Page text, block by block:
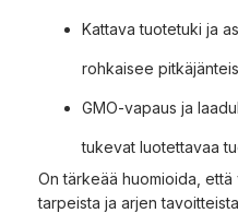
Kattava tuotetuki ja
rohkaisee
GMO-vapaus ja
tukevat luotettavaa
On tärkeää huomioida,
tarpeista ja arjen